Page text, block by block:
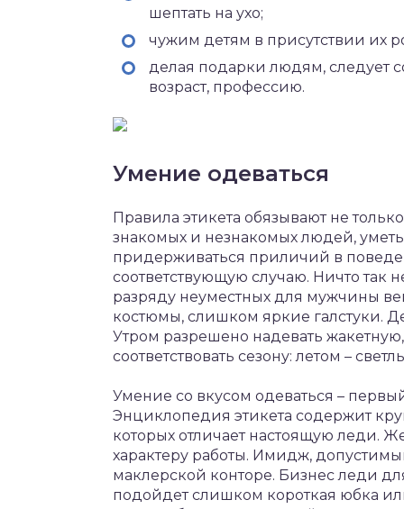
шептать на ухо;
чужим детям в присутствии их
делая подарки людям, следует
возраст, профессию.
Умение одеваться
Правила этикета обязывают не
знакомых и незнакомых людей,
придерживаться приличий в
соответствующую случаю. Ничто так
разряду неуместных для мужчины
костюмы, слишком яркие галстуки.
Утром разрешено надевать
соответствовать сезону: летом –
Умение со вкусом одеваться –
Энциклопедия этикета содержит
которых отличает настоящую леди.
характеру работы. Имидж,
маклерской конторе. Бизнес леди
подойдет слишком короткая юбка